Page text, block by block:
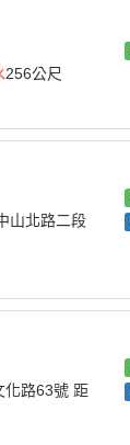
256公尺
山北路二段
化路63號 距